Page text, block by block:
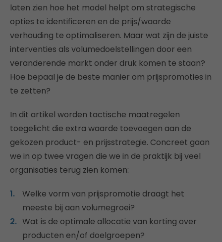
laten zien hoe het model helpt om strategische
opties te identificeren en de prijs/waarde
verhouding te optimaliseren. Maar wat zijn de juiste
interventies als volumedoelstellingen door een
veranderende markt onder druk komen te staan?
Hoe bepaal je de beste manier om prijspromoties in
te zetten?
In dit artikel worden tactische maatregelen
toegelicht die extra waarde toevoegen aan de
gekozen product- en prijsstrategie. Concreet gaan
we in op twee vragen die we in de praktijk bij veel
organisaties terug zien komen:
Welke vorm van prijspromotie draagt het
meeste bij aan volumegroei?
Wat is de optimale allocatie van korting over
producten en/of doelgroepen?